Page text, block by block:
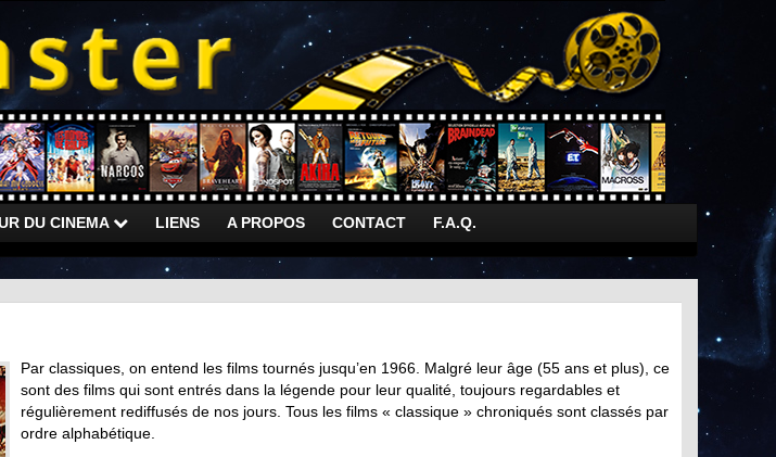
DU CINEMA LIENS A PROPOS CONTACT F.A.Q.
Par classiques, on entend les films tournés jusqu’en 1966. Malgré leur âge (55 ans et plus), ce
sont des films qui sont entrés dans la légende pour leur qualité, toujours regardables et
régulièrement rediffusés de nos jours. Tous les films « classique » chroniqués sont classés par
ordre alphabétique.